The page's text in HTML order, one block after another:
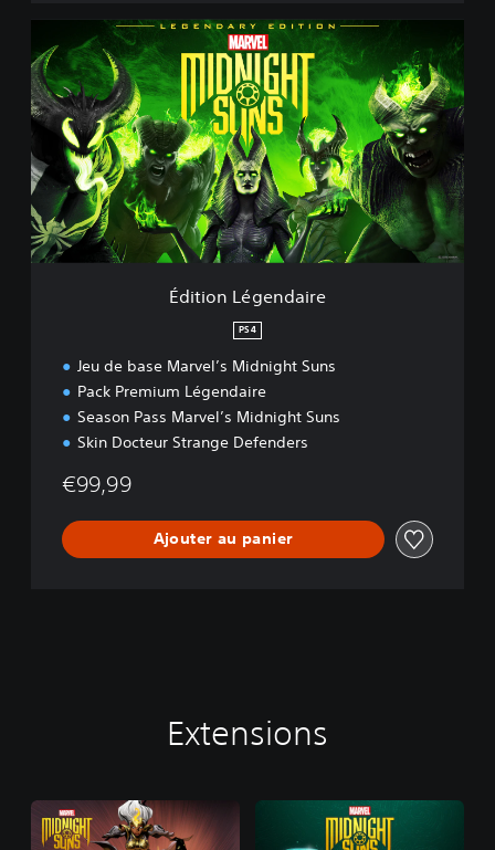
d
i
t
i
n
L
é
g
e
n
Édition Légendaire
PS4
Jeu de base Marvel’s Midnight Suns
Pack Premium Légendaire
Season Pass Marvel’s Midnight Suns
Skin Docteur Strange Defenders
€99,99
Ajouter au panier
Extensions